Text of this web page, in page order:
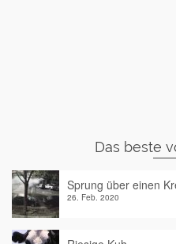
Das beste
Sprung über einen
26. Feb. 2020